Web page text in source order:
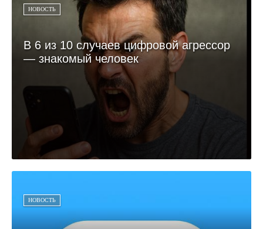
НОВОСТЬ
В 6 из 10 случаев цифровой агрессор
— знакомый человек
НОВОСТЬ